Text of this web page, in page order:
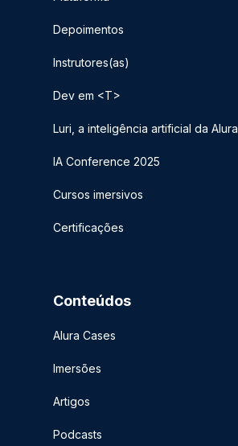
Depoimentos
Instrutores(as)
Dev em <T>
Luri, a inteligência artificial da Alura
IA Conference 2025
Cursos imersivos
Certificações
Conteúdos
Alura Cases
Imersões
Artigos
Podcasts